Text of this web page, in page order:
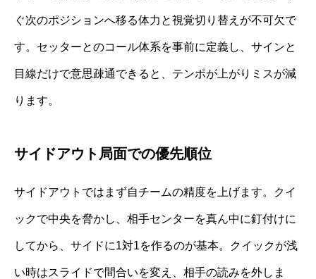
ぐ次のポジションへ移る体力と視覚切り替えが不可欠で
す。セッターとのコール体系を事前に定義し、サインと
目線だけで意思疎通できると、テンポが上がりミスが減
ります。
サイドアウト局面での優先順位
サイドアウトではまず自チームの精度を上げます。クイ
ックで中央を脅かし、相手センターを真ん中に釘付けに
してから、サイドに1対1を作るのが基本。クイックが浅
い時はスライドで間合いを変え、相手の読みを外しま